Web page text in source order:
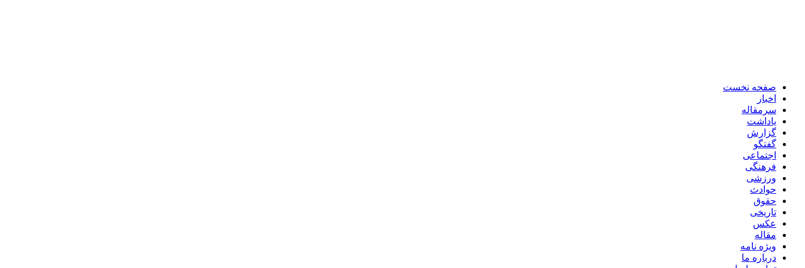
صفحه نخست
اخبار
سرمقاله
یاداشت
گزارش
گفتگو
اجتماعی
فرهنگی
ورزشی
حوادث
حقوق
تاریخی
عکس
مقاله
ویژه نامه
درباره ما